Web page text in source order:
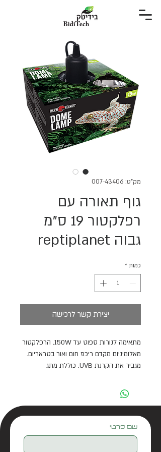
מק"ט: 007-43406
גוף תאורה עם
רפלקטור 19 ס"מ
גבוה reptiplanet
כמות *
יצירת קשר לרכישה
מתאימה לנורות ספוט עד 150W. הרפלקטור
מאלומיניום מקדם ריכוז חום ואור בטראריום.
מגביר את הקרנת UVB. כוללת מתג
אידיאלי לשימוש עם טראריומים בגודל בינוני
UVA. מידות המנורה הקומפקטיות מאפשרות
התקנה ישירה על מסך התקרה של
שם פרטי